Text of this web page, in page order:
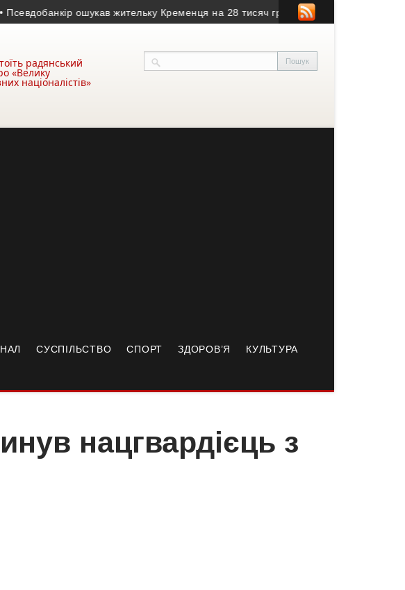
ошукав жительку Кременця на 28 тисяч гривень • Воїн з Тернопільщини
радянський
«Велику
націоналістів»
СУСПІЛЬСТВО СПОРТ ЗДОРОВ’Я КУЛЬТУРА
нацгвардієць з